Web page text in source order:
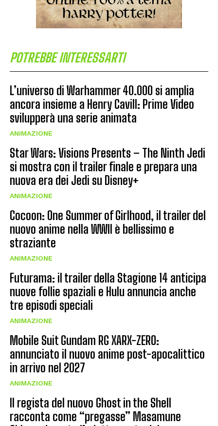
POTREBBE INTERESSARTI
L’universo di Warhammer 40.000 si amplia
ancora insieme a Henry Cavill: Prime Video
svilupperà una serie animata
ANIMAZIONE
Star Wars: Visions Presents – The Ninth Jedi
si mostra con il trailer finale e prepara una
nuova era dei Jedi su Disney+
ANIMAZIONE
Cocoon: One Summer of Girlhood, il trailer del
nuovo anime nella WWII è bellissimo e
straziante
ANIMAZIONE
Futurama: il trailer della Stagione 14 anticipa
nuove follie spaziali e Hulu annuncia anche
tre episodi speciali
ANIMAZIONE
Mobile Suit Gundam RG XARX-ZERO:
annunciato il nuovo anime post-apocalittico
in arrivo nel 2027
ANIMAZIONE
Il regista del nuovo Ghost in the Shell
racconta come “pregasse” Masamune